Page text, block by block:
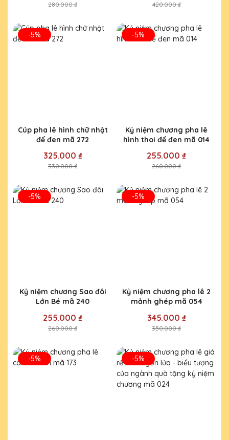
280.000 ₫ 420.000 ₫
-5%
Cúp pha lê hình chữ nhật
đế đen mã 272
325.000 ₫
330.000 ₫
-5%
Kỷ niệm chương pha lê
hình thoi đế đen mã 014
255.000 ₫
260.000 ₫
-5%
Kỷ niệm chương Sao đôi
Lớn Bé mã 240
255.000 ₫
260.000 ₫
-5%
Kỷ niệm chương pha lê 2
mảnh ghép mã 054
345.000 ₫
350.000 ₫
-5% -5%